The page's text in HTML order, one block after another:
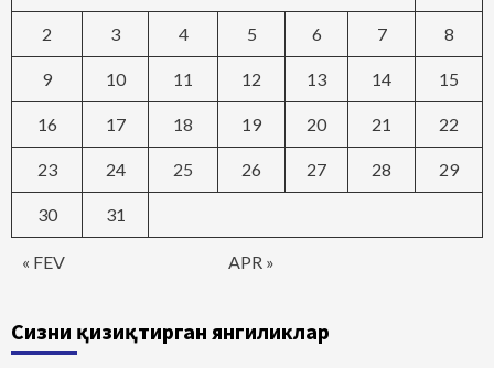
« FEV APR »
2 3 4 5 6 7 8
9 10 11 12 13 14 15
16 17 18 19 20 21 22
23 24 25 26 27 28 29
30 31
Сизни қизиқтирган янгиликлар